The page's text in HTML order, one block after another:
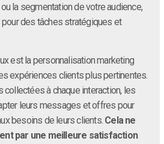
la segmentation de votre audience,
des tâches stratégiques et
est la personnalisation marketing
expériences clients plus pertinentes.
collectées à chaque interaction, les
leurs messages et offres pour
besoins de leurs clients. Cela ne
par une meilleure satisfaction